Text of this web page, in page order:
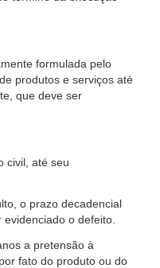
formulada pelo
produtos e serviços até
que deve ser
civil, até seu
o prazo decadencial
o defeito.
a pretensão à
fato do produto ou do